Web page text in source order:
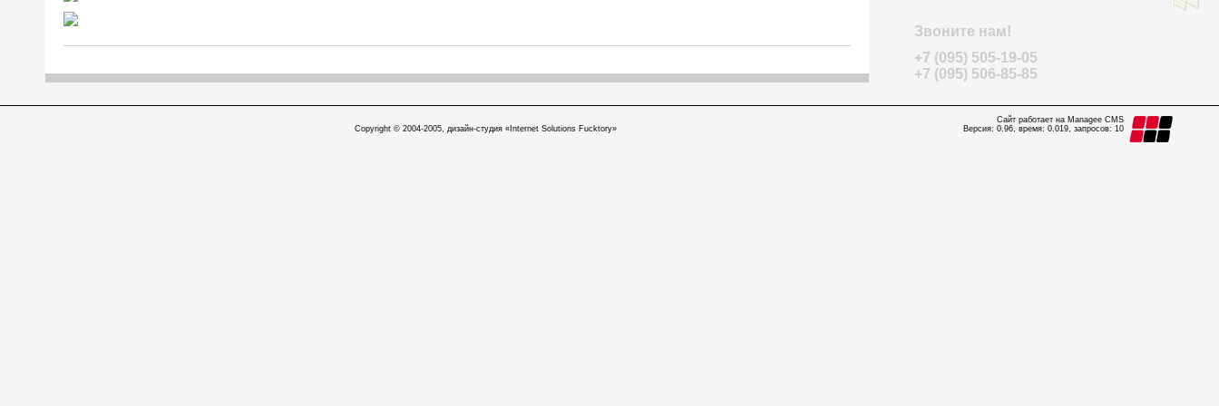
Звоните нам!
+7 (095) 505-19-05
+7 (095) 506-85-85
Copyright © 2004-2005, дизайн-студия «Internet Solutions Fucktory»
Сайт работает на Managee CMS
Версия: 0.96, время: 0.019, запросов: 10